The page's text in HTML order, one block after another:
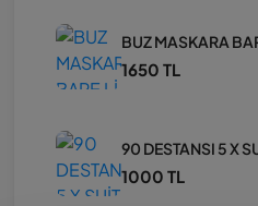
1650 TL
90 DESTANSI 5 X
1000 TL